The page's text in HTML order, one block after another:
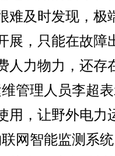
难及时发现，极
展，只能在故障
人力物力，还存
管理人员李超
用，让野外电力
网智能监测系